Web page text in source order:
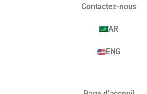
Contactez-nous
AR
ENG